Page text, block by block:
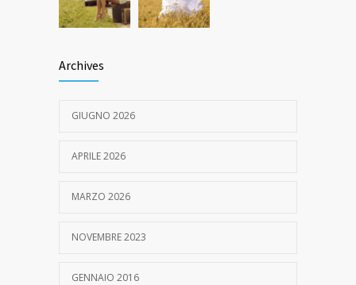
Archives
GIUGNO 2026
APRILE 2026
MARZO 2026
NOVEMBRE 2023
GENNAIO 2016